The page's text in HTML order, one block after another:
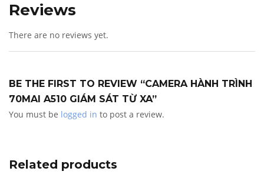
Reviews
There are no reviews yet.
BE THE FIRST TO REVIEW “CAMERA HÀNH TRÌNH
70MAI A510 GIÁM SÁT TỪ XA”
You must be logged in to post a review.
Related products